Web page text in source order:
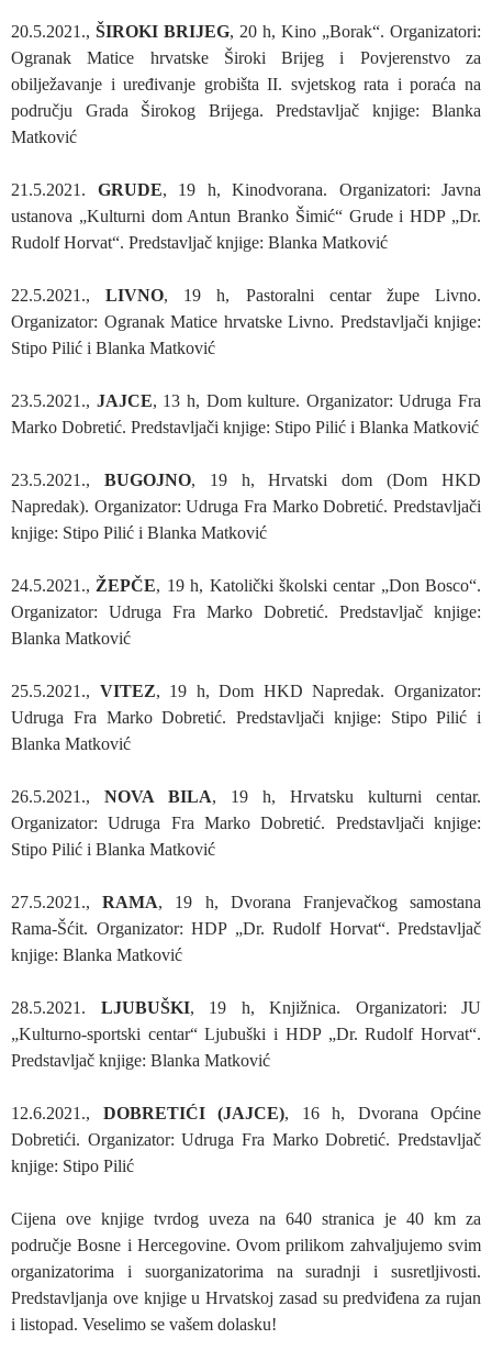
20.5.2021., ŠIROKI BRIJEG, 20 h, Kino „Borak“. Organizatori:
Ogranak Matice hrvatske Široki Brijeg i Povjerenstvo za
obilježavanje i uređivanje grobišta II. svjetskog rata i poraća na
području Grada Širokog Brijega. Predstavljač knjige: Blanka
Matković
21.5.2021. GRUDE, 19 h, Kinodvorana. Organizatori: Javna
ustanova „Kulturni dom Antun Branko Šimić“ Grude i HDP „Dr.
Rudolf Horvat“. Predstavljač knjige: Blanka Matković
22.5.2021.,LIVNO, 19 h, Pastoralni centar župe Livno.
Organizator: Ogranak Matice hrvatske Livno. Predstavljači knjige:
Stipo Pilić i Blanka Matković
23.5.2021., JAJCE, 13 h, Dom kulture. Organizator: Udruga Fra
Marko Dobretić. Predstavljači knjige: Stipo Pilić i Blanka Matković
23.5.2021., BUGOJNO, 19 h, Hrvatski dom (Dom HKD
Napredak). Organizator: Udruga Fra Marko Dobretić. Predstavljači
knjige: Stipo Pilić i Blanka Matković
24.5.2021., ŽEPČE, 19 h, Katolički školski centar „Don Bosco“.
Organizator: Udruga Fra Marko Dobretić. Predstavljač knjige:
Blanka Matković
25.5.2021., VITEZ, 19 h, Dom HKD Napredak. Organizator:
Udruga Fra Marko Dobretić. Predstavljači knjige: Stipo Pilić i
Blanka Matković
26.5.2021., NOVA BILA, 19 h, Hrvatsku kulturni centar.
Organizator: Udruga Fra Marko Dobretić. Predstavljači knjige:
Stipo Pilić i Blanka Matković
27.5.2021.,RAMA, 19 h, Dvorana Franjevačkog samostana
Rama-Šćit. Organizator: HDP „Dr. Rudolf Horvat“. Predstavljač
knjige: Blanka Matković
28.5.2021. LJUBUŠKI, 19 h, Knjižnica. Organizatori: JU
„Kulturno-sportski centar“ Ljubuški i HDP „Dr. Rudolf Horvat“.
Predstavljač knjige: Blanka Matković
12.6.2021., DOBRETIĆI (JAJCE), 16 h, Dvorana Općine
Dobretići. Organizator: Udruga Fra Marko Dobretić. Predstavljač
knjige: Stipo Pilić
Cijena ove knjige tvrdog uveza na 640 stranica je 40 km za
područje Bosne i Hercegovine. Ovom prilikom zahvaljujemo svim
organizatorima i suorganizatorima na suradnji i susretljivosti.
Predstavljanja ove knjige u Hrvatskoj zasad su predviđena za rujan
i listopad. Veselimo se vašem dolasku!